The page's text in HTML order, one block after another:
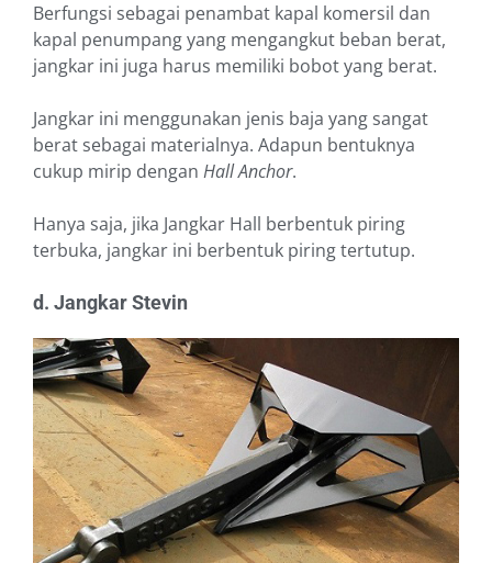
Berfungsi sebagai penambat kapal komersil dan
kapal penumpang yang mengangkut beban berat,
jangkar ini juga harus memiliki bobot yang berat.
Jangkar ini menggunakan jenis baja yang sangat
berat sebagai materialnya. Adapun bentuknya
cukup mirip dengan Hall Anchor.
Hanya saja, jika Jangkar Hall berbentuk piring
terbuka, jangkar ini berbentuk piring tertutup.
d. Jangkar Stevin